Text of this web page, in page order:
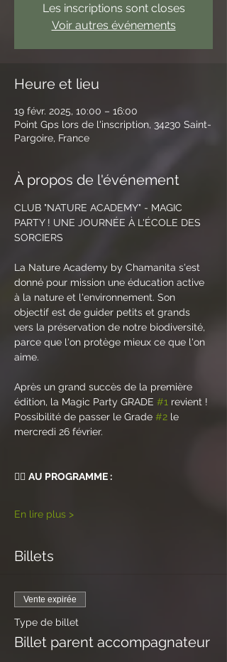
Les inscriptions sont closes
Voir autres événements
Heure et lieu
19 févr. 2025, 10:00 – 16:00
Point Gps lors de l'inscription, 34230 Saint-
Pargoire, France
À propos de l'événement
CLUB "NATURE ACADEMY" - MAGIC
PARTY ! UNE JOURNÉE À L'ÉCOLE DES
SORCIERS
La Nature Academy by Chamanita s'est
donné pour mission une éducation active
à la nature et l'environnement. Son
objectif est de guider petits et grands
vers la préservation de notre biodiversité,
parce que l'on protège mieux ce que l'on
aime.
Après un grand succès de la première
édition, la Magic Party GRADE #1 revient !
Possibilité de passer le Grade #2 le
mercredi 26 février.
🧙‍♂️ AU PROGRAMME :
En lire plus >
Billets
Vente expirée
Type de billet
Billet parent accompagnateur